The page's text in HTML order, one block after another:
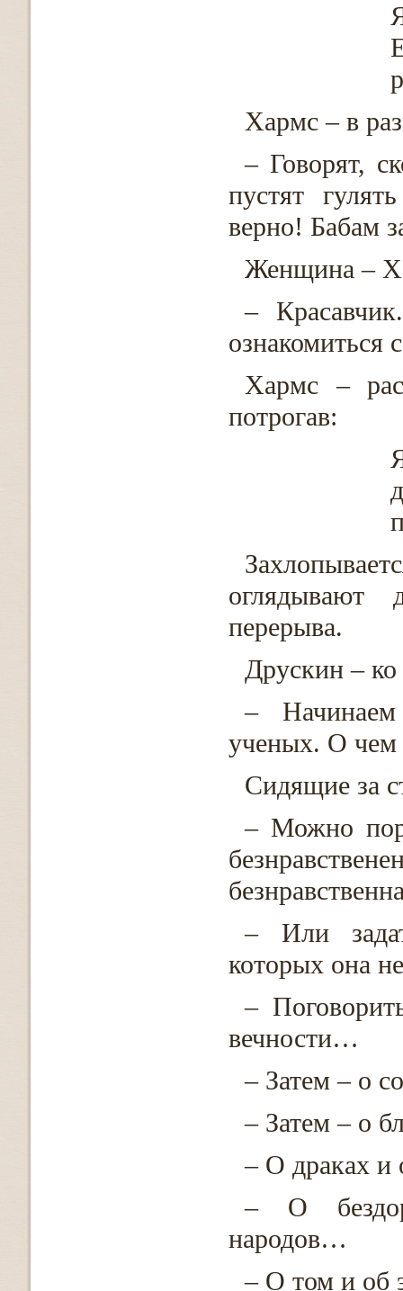
Хармс – в
– Говорят,
пустят
верно! Бабам
Женщина –
–
ознакомиться
Хармс –
потрогав:
оглядывают
перерыва.
Друскин – ко
– Начинаем
ученых. О чем
Сидящие за
– Можно
– Или
которых она
–
вечности…
– Затем – о
– Затем – о
– О драках
– О
народов…
– О том и об